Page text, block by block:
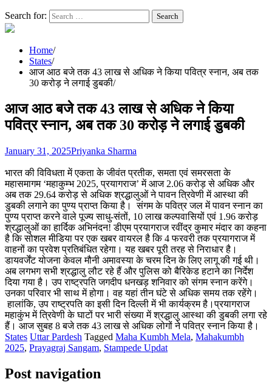
Search for:
Home
States
आज आठ बजे तक 43 लाख से अधिक ने किया पवित्र स्नान, अब तक
30 करोड़ ने लगाई डुबकी
आज आठ बजे तक 43 लाख से अधिक ने किया
पवित्र स्नान, अब तक 30 करोड़ ने लगाई डुबकी
January 31, 2025Priyanka Sharma
भारत की विविधता में एकता के जीवंत प्रतीक, समता एवं समरसता के
महासमागम ‘महाकुम्भ 2025, प्रयागराज’ में आज 2.06 करोड़ से अधिक और
अब तक 29.64 करोड़ से अधिक श्रद्धालुओं ने पावन त्रिवेणी में आस्था की
डुबकी लगाने का पुण्य प्राप्त किया है। संगम के पवित्र जल में पावन स्नान का
पुण्य प्राप्त करने वाले पूज्य साधु-संतों, 10 लाख कल्पवासियों एवं 1.96 करोड़
श्रद्धालुओं का हार्दिक अभिनंदन! डीएम प्रयागराज रवींद्र कुमार मंदार का कहना
है कि सोशल मीडिया पर एक खबर वायरल है कि 4 फरवरी तक प्रयागराज में
वाहनों का प्रवेश प्रतिबंधित रहेगा। यह खबर पूरी तरह से निराधार है।
डायवर्जेंट योजना केवल मौनी अमावस्या के चरम दिन के लिए लागू की गई थी।
अब लगभग सभी श्रद्धालु लौट रहे हैं और पुलिस को बैरिकेड हटाने का निर्देश
दिया गया है। उप राष्ट्रपति जगदीप धनखड़ शनिवार को संगम स्नान करेंगे।
उनका परिवार भी साथ में होगा। वह यहां तीन घंटे से अधिक समय तक रहेंगे।
हालांकि, उप राष्ट्रपति का इसी दिन दिल्ली में भी कार्यक्रम है।प्रयागराज
महाकुंभ में त्रिवेणी के घाटों पर भारी संख्या में श्रद्धालु आस्था की डुबकी लगा रहे
हैं। आज सुबह 8 बजे तक 43 लाख से अधिक लोगों ने पवित्र स्नान किया है।
States Uttar Pardesh Tagged Maha Kumbh Mela, Mahakumbh
2025, Prayagraj Sangam, Stampede Updat
Post navigation